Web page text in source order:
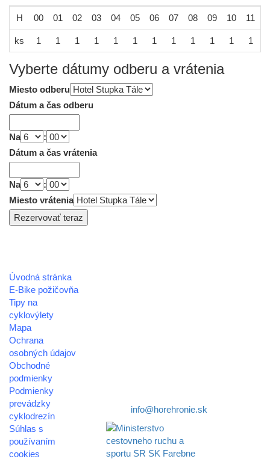
H 00 01 02 03 04 05 06 07 08 09 10 11
ks 1 1 1 1 1 1 1 1 1 1 1 1
Vyberte dátumy odberu a vrátenia
Miesto odberu
Dátum a čas odberu
Na
:
Dátum a čas vrátenia
Na
:
Miesto vrátenia
Úvodná stránka
E-Bike požičovňa
Tipy na
cyklovýlety
Mapa
Ochrana
osobných údajov
Obchodné
podmienky
Podmienky
prevádzky
cyklodrezín
Súhlas s
používaním
cookies
info@horehronie.sk